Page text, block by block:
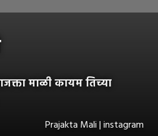
माळी कायम तिच्या
Prajakta Mali | instagram